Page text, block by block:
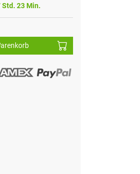
Std. 23 Min.